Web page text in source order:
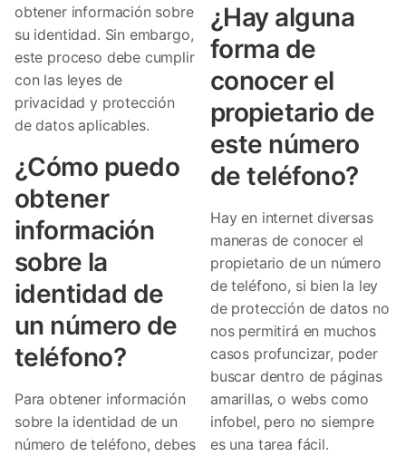
obtener información sobre
su identidad. Sin embargo,
este proceso debe cumplir
con las leyes de
privacidad y protección
de datos aplicables.
¿Cómo puedo
obtener
información
sobre la
identidad de
un número de
teléfono?
Para obtener información
sobre la identidad de un
número de teléfono, debes
¿Hay alguna
forma de
conocer el
propietario de
este número
de teléfono?
Hay en internet diversas
maneras de conocer el
propietario de un número
de teléfono, si bien la ley
de protección de datos no
nos permitirá en muchos
casos profuncizar, poder
buscar dentro de páginas
amarillas, o webs como
infobel, pero no siempre
es una tarea fácil.